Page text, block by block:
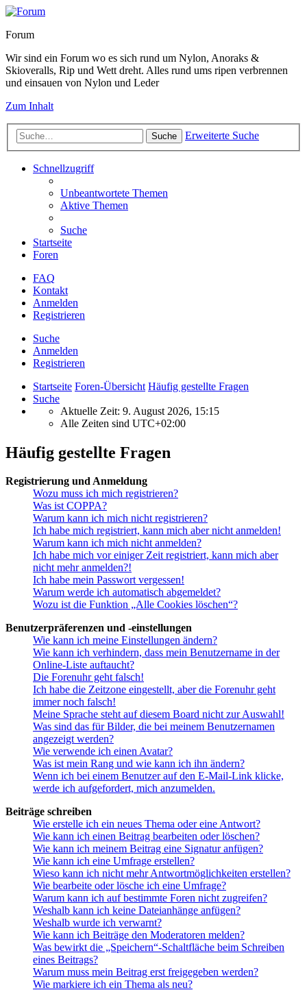
Forum
Wir sind ein Forum wo es sich rund um Nylon, Anoraks &
Skioveralls, Rip und Wett dreht. Alles rund ums ripen verbrennen
und einsauen von Nylon und Leder
Zum Inhalt
Suche Erweiterte Suche
Schnellzugriff
Unbeantwortete Themen
Aktive Themen
Suche
Startseite
Foren
FAQ
Kontakt
Anmelden
Registrieren
Suche
Anmelden
Registrieren
Startseite Foren-Übersicht Häufig gestellte Fragen
Suche
Aktuelle Zeit: 9. August 2026, 15:15
Alle Zeiten sind UTC+02:00
Häufig gestellte Fragen
Registrierung und Anmeldung
Wozu muss ich mich registrieren?
Was ist COPPA?
Warum kann ich mich nicht registrieren?
Ich habe mich registriert, kann mich aber nicht anmelden!
Warum kann ich mich nicht anmelden?
Ich habe mich vor einiger Zeit registriert, kann mich aber
nicht mehr anmelden?!
Ich habe mein Passwort vergessen!
Warum werde ich automatisch abgemeldet?
Wozu ist die Funktion „Alle Cookies löschen“?
Benutzerpräferenzen und -einstellungen
Wie kann ich meine Einstellungen ändern?
Wie kann ich verhindern, dass mein Benutzername in der
Online-Liste auftaucht?
Die Forenuhr geht falsch!
Ich habe die Zeitzone eingestellt, aber die Forenuhr geht
immer noch falsch!
Meine Sprache steht auf diesem Board nicht zur Auswahl!
Was sind das für Bilder, die bei meinem Benutzernamen
angezeigt werden?
Wie verwende ich einen Avatar?
Was ist mein Rang und wie kann ich ihn ändern?
Wenn ich bei einem Benutzer auf den E-Mail-Link klicke,
werde ich aufgefordert, mich anzumelden.
Beiträge schreiben
Wie erstelle ich ein neues Thema oder eine Antwort?
Wie kann ich einen Beitrag bearbeiten oder löschen?
Wie kann ich meinem Beitrag eine Signatur anfügen?
Wie kann ich eine Umfrage erstellen?
Wieso kann ich nicht mehr Antwortmöglichkeiten erstellen?
Wie bearbeite oder lösche ich eine Umfrage?
Warum kann ich auf bestimmte Foren nicht zugreifen?
Weshalb kann ich keine Dateianhänge anfügen?
Weshalb wurde ich verwarnt?
Wie kann ich Beiträge den Moderatoren melden?
Was bewirkt die „Speichern“-Schaltfläche beim Schreiben
eines Beitrags?
Warum muss mein Beitrag erst freigegeben werden?
Wie markiere ich ein Thema als neu?